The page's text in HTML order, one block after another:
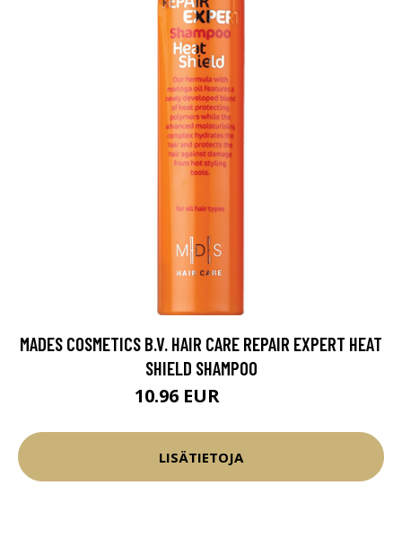
MADES COSMETICS B.V. HAIR CARE REPAIR EXPERT HEAT
SHIELD SHAMPOO
10.96 EUR
LISÄTIETOJA